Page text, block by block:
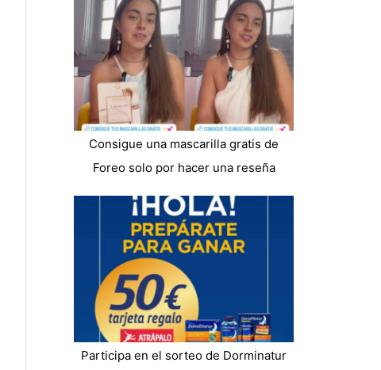
Consigue una mascarilla gratis de
Foreo solo por hacer una reseña
Participa en el sorteo de Dorminatur